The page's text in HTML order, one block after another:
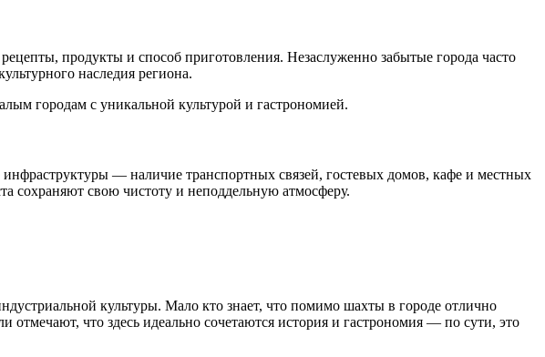
продукты и способ приготовления. Незаслуженно забытые города часто
наследия региона.
— наличие транспортных связей, гостевых домов, кафе и местных
сохраняют свою чистоту и неподдельную атмосферу.
культуры. Мало кто знает, что помимо шахты в городе отлично
что здесь идеально сочетаются история и гастрономия — по сути, это